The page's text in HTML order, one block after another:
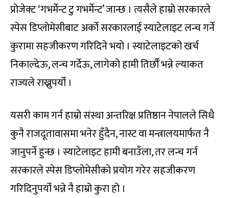
प्रोजेक्ट ‘गभर्मेन्ट टु गभर्मेन्ट’ जान्छ । त्यसैले हाम्रो सरकारले
स्पेस डिप्लोमेसीबाट अर्को सरकारलाई स्याटेलाइट लन्च गर्ने
कुरामा सहजीकरण गरिदिने भयो । स्याटेलाइटको खर्च
निकाल्देऊ, लन्च गर्देऊ, लागेको हामी तिर्छौँ भन्ने ल्याकत
राज्यले राख्नुपर्यो ।
यसरी काम गर्न हाम्रो संस्था अन्तरिक्ष प्रतिष्ठान नेपालले सिधै
कुनै राजदूतावासमा भनेर हुँदैन, नास्ट वा मन्त्रालयमार्फत नै
जानुपर्ने हुन्छ । स्याटेलाइट हामी बनाउँला, तर लन्च गर्न
सरकारले स्पेस डिप्लोमेसीको प्रयोग गरेर सहजीकरण
गरिदिनुपर्यो भन्ने नै हाम्रो कुरा हो ।